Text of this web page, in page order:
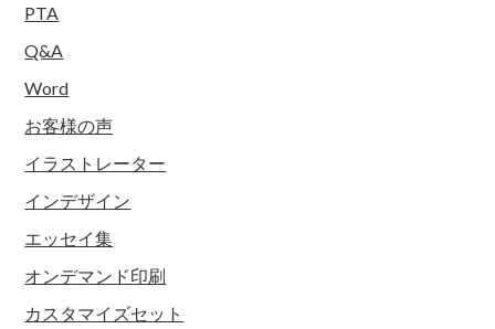
PTA
Q&A
Word
お客様の声
イラストレーター
インデザイン
エッセイ集
オンデマンド印刷
カスタマイズセット